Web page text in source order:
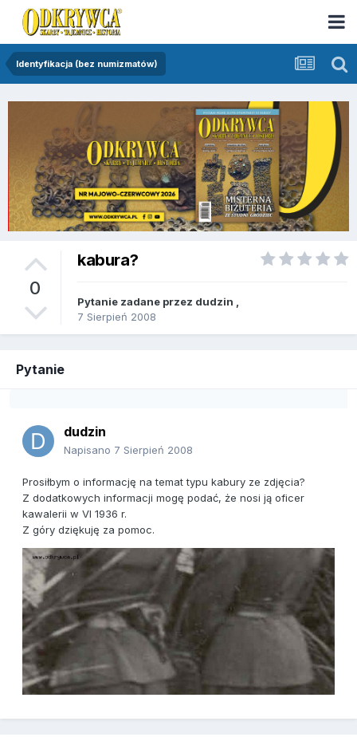
Identyfikacja (bez numizmatów)
0
kabura?
Pytanie zadane przez dudzin
7 Sierpień 2008
Pytanie
dudzin
Napisano 7 Sierpień 2008
Prosiłbym o informację na temat typu kabury ze zdjęcia?
Z dodatkowych informacji mogę podać, że nosi ją oficer
kawalerii w VI 1936 r.
Z góry dziękuję za pomoc.